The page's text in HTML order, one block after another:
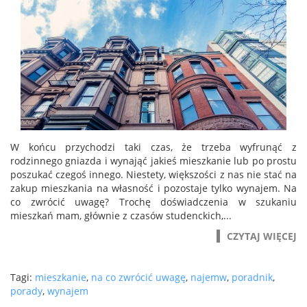
W końcu przychodzi taki czas, że trzeba wyfrunąć z
rodzinnego gniazda i wynająć jakieś mieszkanie lub po prostu
poszukać czegoś innego. Niestety, większości z nas nie stać na
zakup mieszkania na własność i pozostaje tylko wynajem. Na
co zwrócić uwagę? Trochę doświadczenia w szukaniu
mieszkań mam, głównie z czasów studenckich,...
CZYTAJ WIĘCEJ
Tagi: mieszkanie, na co zwrócić uwagę, najemw, poradnik,
porady, wynajem